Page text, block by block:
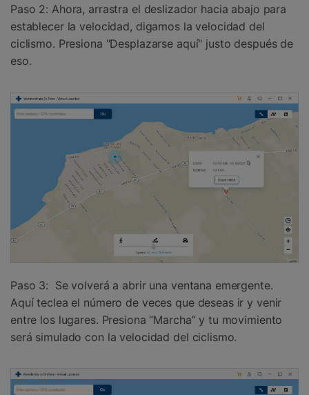
Paso 2: Ahora, arrastra el deslizador hacia abajo para
establecer la velocidad, digamos la velocidad del
ciclismo. Presiona "Desplazarse aquí" justo después de
eso.
Paso 3: Se volverá a abrir una ventana emergente.
Aquí teclea el número de veces que deseas ir y venir
entre los lugares. Presiona “Marcha” y tu movimiento
será simulado con la velocidad del ciclismo.